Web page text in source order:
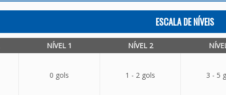
ESCALA DE NÍVEIS
NÍVEL 1 NÍVEL 2
0 gols 1 - 2 gols 3 - 5